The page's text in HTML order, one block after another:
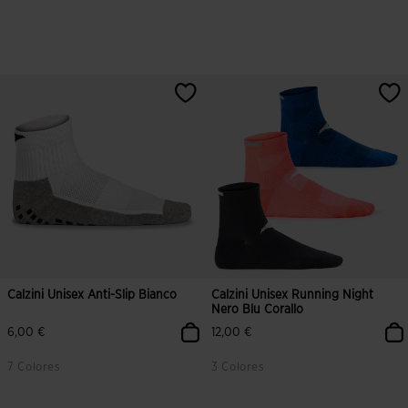
3,6 su 5 valutazione dei clienti 5 su 5 valutazione dei clienti
Calzini Unisex Anti-Slip Bianco
6,00 €
7 Colores
Calzini Unisex Running Night
Nero Blu Corallo
12,00 €
3 Colores